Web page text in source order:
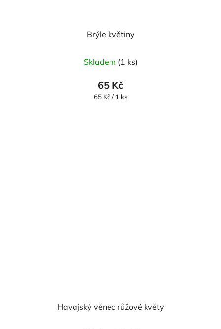
Brýle květiny
Skladem (1 ks)
65 Kč
Měrná
65 Kč / 1 ks
Havajský věnec růžové květy